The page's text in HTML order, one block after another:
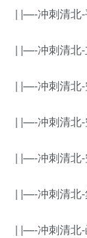
| |—-冲刺清北-
| |—-冲刺清北-
| |—-冲刺清北-空
| |—-冲刺清北-
| |—-冲刺清北-空
| |—-冲刺清北-集
| |—-冲刺清北-